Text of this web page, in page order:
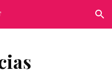
Skip to navigation